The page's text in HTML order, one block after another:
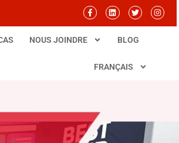
NOUS JOINDRE BLOG
FRANÇAIS